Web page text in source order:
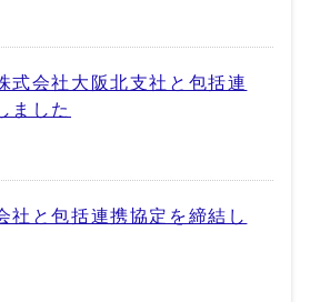
式会社大阪北支社と包括連
ました
社と包括連携協定を締結し